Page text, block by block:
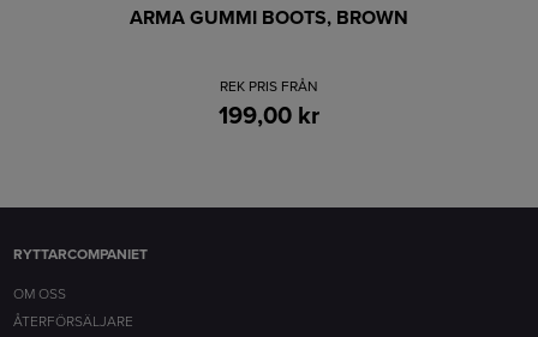
ARMA GUMMI BOOTS, BROWN
REK PRIS FRÅN
199,00 kr
RYTTARCOMPANIET
OM OSS
ÅTERFÖRSÄLJARE